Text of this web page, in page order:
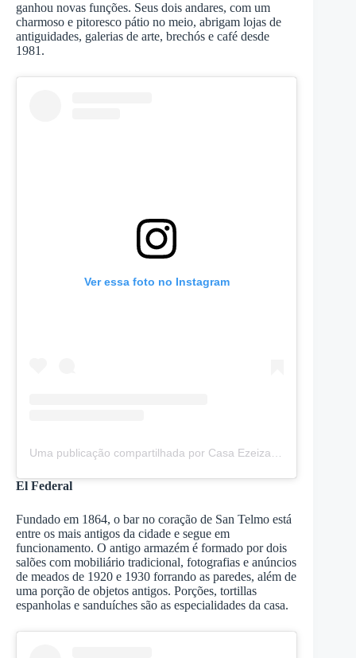
ganhou novas funções. Seus dois andares, com um
charmoso e pitoresco pátio no meio, abrigam lojas de
antiguidades, galerias de arte, brechós e café desde
1981.
Ver essa foto no Instagram
El Federal
Fundado em 1864, o bar no coração de San Telmo está
entre os mais antigos da cidade e segue em
funcionamento. O antigo armazém é formado por dois
salões com mobiliário tradicional, fotografias e anúncios
de meados de 1920 e 1930 forrando as paredes, além de
uma porção de objetos antigos. Porções, tortillas
espanholas e sanduíches são as especialidades da casa.